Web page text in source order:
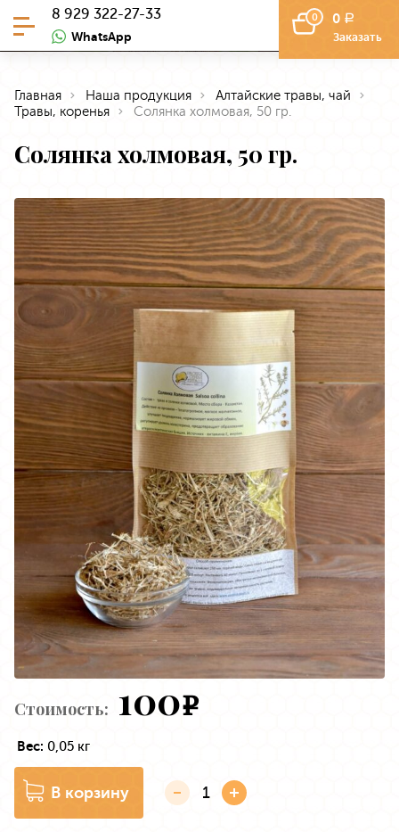
8 929 322-27-33
WhatsApp
0 0 a
Заказать
Главная Наша продукция
Алтайские травы, чай
Травы, коренья
Солянка холмовая, 50 гр.
Солянка холмовая, 50 гр.
Стоимость: 100e
Вес: 0,05 кг
В корзину